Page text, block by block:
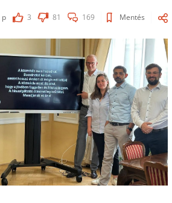
p 3 81 169 Mentés